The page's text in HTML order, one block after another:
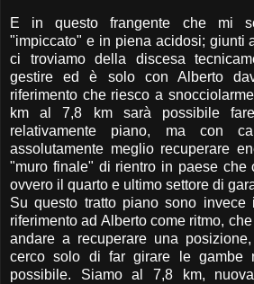
E in questo frangente che mi
"impiccato" e in piena acidosi; giunti
ci troviamo della discesa
gestire ed è solo con Alberto
riferimento che riesco a
km al 7,8 km sarà possibile
relativamente piano, ma con
assolutamente meglio recuperare
"muro finale" di rientro in paese che
ovvero il quarto e ultimo settore di
Su questo tratto piano sono
riferimento ad Alberto come ritmo,
andare a recuperare una
cerco solo di far girare le gambe
possibile. Siamo al 7,8 km,